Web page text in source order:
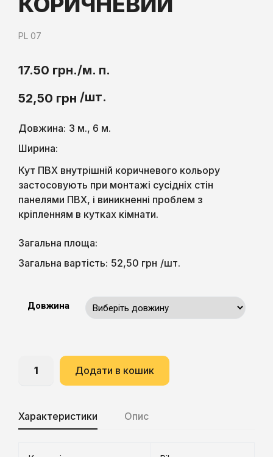
PL 07
17.50 грн./м. п.
52,50 грн /шт.
Довжина: 3 м., 6 м.
Ширина:
Кут ПВХ внутрішній коричневого кольору
застосовують при монтажі сусідніх стін
панелями ПВХ, і виникненні проблем з
кріпленням в кутках кімнати.
Загальна площа:
Загальна вартість: 52,50 грн /шт.
Довжина
Додати в кошик
Характеристики Опис